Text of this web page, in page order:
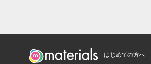
はじめての方へ